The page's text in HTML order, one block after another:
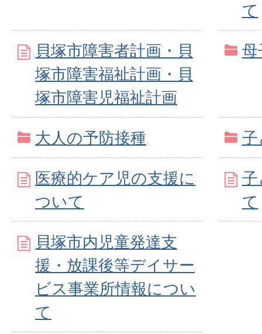
て
貝塚市障害者計画・貝
塚市障害福祉計画・貝
塚市障害児福祉計画
母
大人の予防接種 子
医療的ケア児の支援に
ついて
子
て
貝塚市内児童発達支
援・放課後等デイサー
ビス事業所情報につい
て